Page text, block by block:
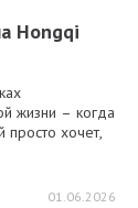
Hongqi
жизни – когда
просто хочет,
01.06.2026